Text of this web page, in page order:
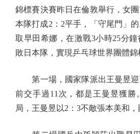
錦標賽決賽昨日在倫敦舉行，女
本隊打成2：2平手，「守尾門」
取早田希娜，在激戰3小時25分
敗日本隊，實現乒乓球世界團體錦
第一場，國家隊派出王曼昱迎
前交手過11次，都是王曼昱獲勝
局，王曼昱以2：3不敵張本美和，